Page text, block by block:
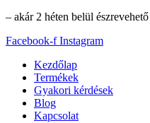
– akár 2 héten belül
Facebook-f Instagram
Kezdőlap
Termékek
Gyakori kérdések
Blog
Kapcsolat